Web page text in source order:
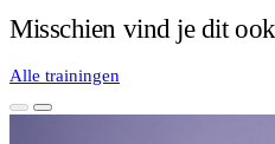
Misschien vind je dit
Alle trainingen